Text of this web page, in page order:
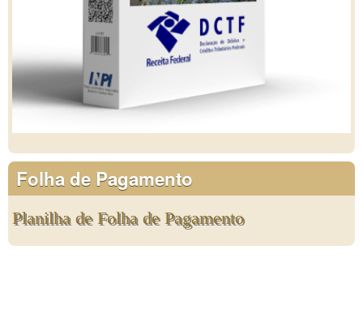
Folha de Pagamento
Planilha de Folha de Pagamento